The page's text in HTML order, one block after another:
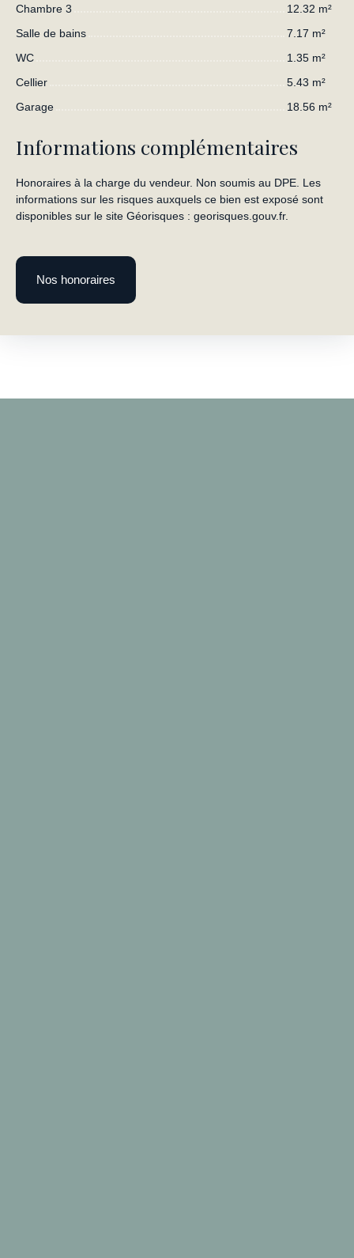
Chambre 3
12.32 m²
Salle de bains
7.17 m²
WC
1.35 m²
Cellier
5.43 m²
Garage
18.56 m²
Informations complémentaires
Honoraires à la charge du vendeur. Non soumis au DPE. Les
informations sur les risques auxquels ce bien est exposé sont
disponibles sur le site Géorisques : georisques.gouv.fr.
Nos honoraires